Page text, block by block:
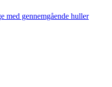
med gennemgående huller